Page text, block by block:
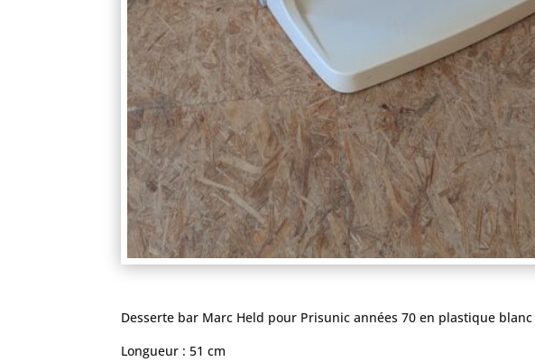
Desserte bar Marc Held pour Prisunic années 70 en plastique
Longueur : 51 cm